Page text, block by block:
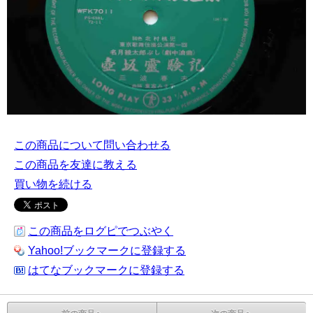
この商品について問い合わせる
この商品を友達に教える
買い物を続ける
この商品をログピでつぶやく
Yahoo!ブックマークに登録する
はてなブックマークに登録する